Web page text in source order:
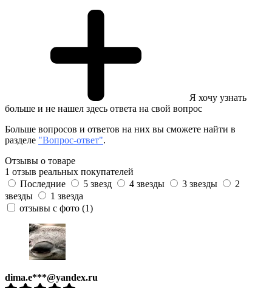
Я хочу узнать
больше и не нашел здесь ответа на свой вопрос
Больше вопросов и ответов на них вы сможете найти в
разделе "Вопрос-ответ".
Отзывы о товаре
1 отзыв реальных покупателей
Последние
5 звезд 4 звезды 3 звезды
2
звезды
1 звезда
отзывы с фото (1)
dima.e***@yandex.ru